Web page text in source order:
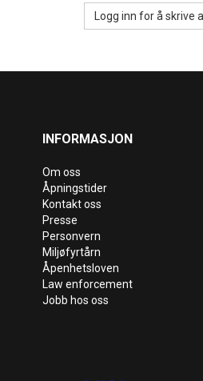
Logg inn for å skrive
INFORMASJON
Om oss
Åpningstider
Kontakt oss
Presse
Personvern
Miljøfyrtårn
Åpenhetsloven
Law enforcement
Jobb hos oss